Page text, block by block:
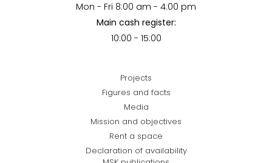
Mon - Fri 8:00 am - 4:00 pm
Main cash register:
10:00 - 15:00
Projects
Figures and facts
Media
Mission and objectives
Rent a space
Declaration of availability